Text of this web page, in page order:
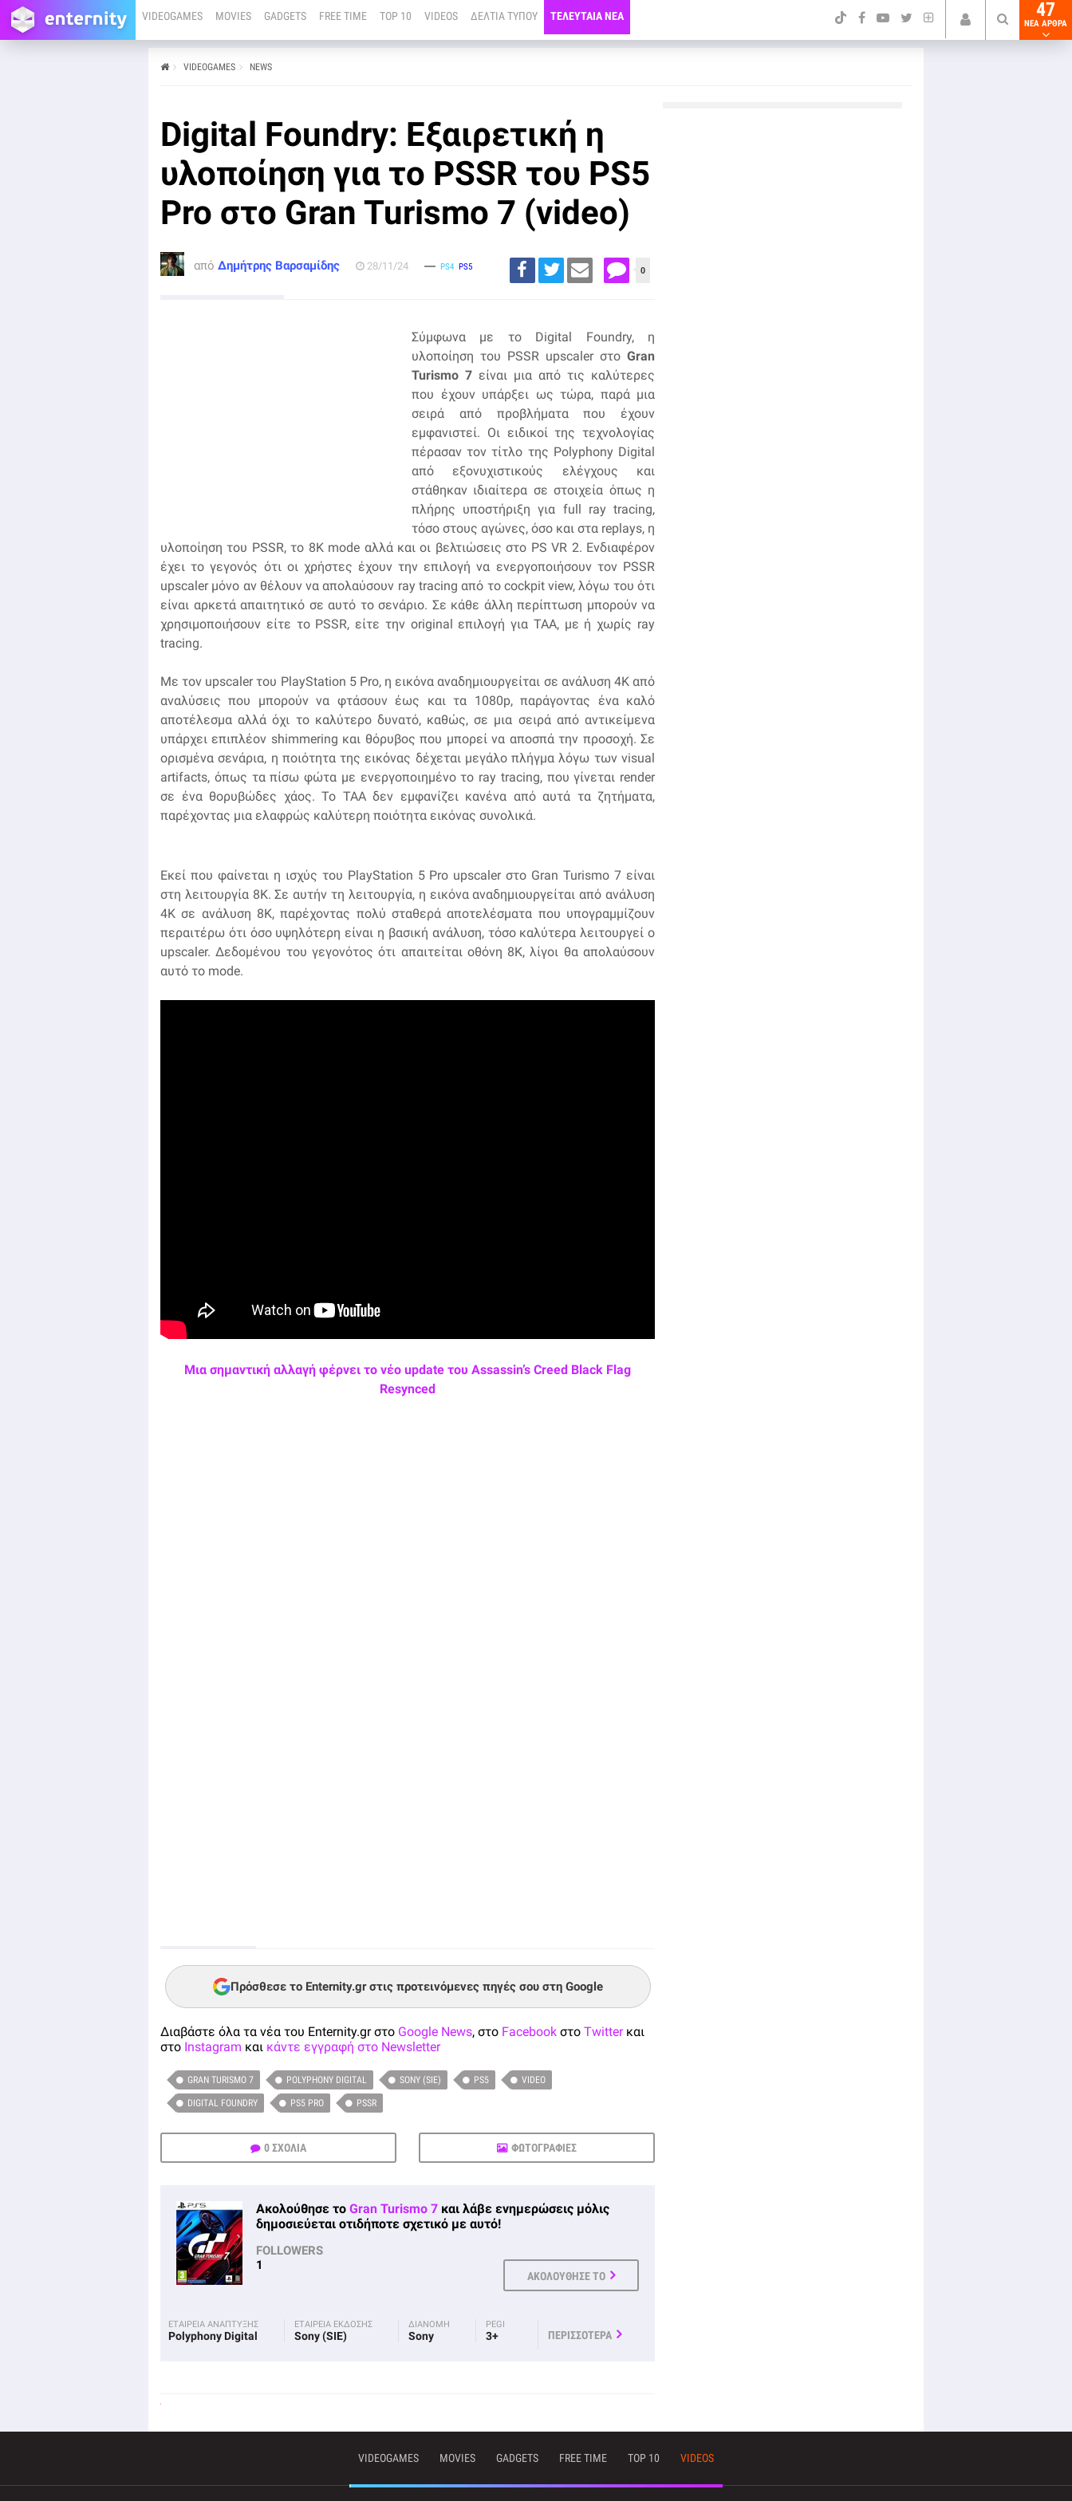
VIDEOGAMES MOVIES GADGETS FREE TIME TOP 10 VIDEOS ΔΕΛΤΙΑ ΤΥΠΟΥ ΤΕΛΕΥΤΑΙΑ ΝΕΑ 47
NEA ΑΡΘΡΑ
VIDEOGAMES NEWS
Digital Foundry: Εξαιρετική η
υλοποίηση για το PSSR του PS5
Pro στο Gran Turismo 7 (video)
από Δημήτρης Βαρσαμίδης 28/11/24 PS4 PS5 0
Σύμφωνα με το Digital Foundry, η
υλοποίηση του PSSR upscaler στο Gran
Turismo 7 είναι μια από τις καλύτερες
που έχουν υπάρξει ως τώρα, παρά μια
σειρά από προβλήματα που έχουν
εμφανιστεί. Οι ειδικοί της τεχνολογίας
πέρασαν τον τίτλο της Polyphony Digital
από εξονυχιστικούς ελέγχους και
στάθηκαν ιδιαίτερα σε στοιχεία όπως η
πλήρης υποστήριξη για full ray tracing,
τόσο στους αγώνες, όσο και στα replays, η
υλοποίηση του PSSR, το 8K mode αλλά και οι βελτιώσεις στο PS VR 2. Ενδιαφέρον
έχει το γεγονός ότι οι χρήστες έχουν την επιλογή να ενεργοποιήσουν τον PSSR
upscaler μόνο αν θέλουν να απολαύσουν ray tracing από το cockpit view, λόγω του ότι
είναι αρκετά απαιτητικό σε αυτό το σενάριο. Σε κάθε άλλη περίπτωση μπορούν να
χρησιμοποιήσουν είτε το PSSR, είτε την original επιλογή για TAA, με ή χωρίς ray
tracing.
Με τον upscaler του PlayStation 5 Pro, η εικόνα αναδημιουργείται σε ανάλυση 4K από
αναλύσεις που μπορούν να φτάσουν έως και τα 1080p, παράγοντας ένα καλό
αποτέλεσμα αλλά όχι το καλύτερο δυνατό, καθώς, σε μια σειρά από αντικείμενα
υπάρχει επιπλέον shimmering και θόρυβος που μπορεί να αποσπά την προσοχή. Σε
ορισμένα σενάρια, η ποιότητα της εικόνας δέχεται μεγάλο πλήγμα λόγω των visual
artifacts, όπως τα πίσω φώτα με ενεργοποιημένο το ray tracing, που γίνεται render
σε ένα θορυβώδες χάος. Το TAA δεν εμφανίζει κανένα από αυτά τα ζητήματα,
παρέχοντας μια ελαφρώς καλύτερη ποιότητα εικόνας συνολικά.
Εκεί που φαίνεται η ισχύς του PlayStation 5 Pro upscaler στο Gran Turismo 7 είναι
στη λειτουργία 8K. Σε αυτήν τη λειτουργία, η εικόνα αναδημιουργείται από ανάλυση
4Κ σε ανάλυση 8Κ, παρέχοντας πολύ σταθερά αποτελέσματα που υπογραμμίζουν
περαιτέρω ότι όσο υψηλότερη είναι η βασική ανάλυση, τόσο καλύτερα λειτουργεί o
upscaler. Δεδομένου του γεγονότος ότι απαιτείται οθόνη 8K, λίγοι θα απολαύσουν
αυτό το mode.
Μια σημαντική αλλαγή φέρνει το νέο update του Assassin’s Creed Black Flag
Resynced
Πρόσθεσε το Enternity.gr στις προτεινόμενες πηγές σου στη Google
Διαβάστε όλα τα νέα του Enternity.gr στο Google News, στο Facebook στο Twitterκαι
στο Instagram και κάντε εγγραφή στο Newsletter
GRAN TURISMO 7 POLYPHONY DIGITAL SONY (SIE) PS5 VIDEO
DIGITAL FOUNDRY PS5 PRO PSSR
0 ΣΧΟΛΙΑ ΦΩΤΟΓΡΑΦΙΕΣ
Ακολούθησε το Gran Turismo 7 και λάβε ενημερώσεις μόλις
δημοσιεύεται οτιδήποτε σχετικό με αυτό!
FOLLOWERS
1
ΑΚΟΛΟΥΘΗΣΕ ΤΟ
ΕΤΑΙΡΕΙΑ ΑΝΑΠΤΥΞΗΣ
Polyphony Digital
ΕΤΑΙΡΕΙΑ ΕΚΔΟΣΗΣ
Sony (SIE)
ΔΙΑΝΟΜΗ
Sony
PEGI
3+ ΠΕΡΙΣΣΟΤΕΡΑ
Δημήτρης Βαρσαμίδης
Σύμφωνα με το Digital Foundry, η υλοποίηση του PSSR
upscaler στο Gran Turismo 7 είναι μια από τις
καλύτερες που έχουν υπάρξει ως τώρα.
VIDEOGAMES MOVIES GADGETS FREE TIME TOP 10 VIDEOS